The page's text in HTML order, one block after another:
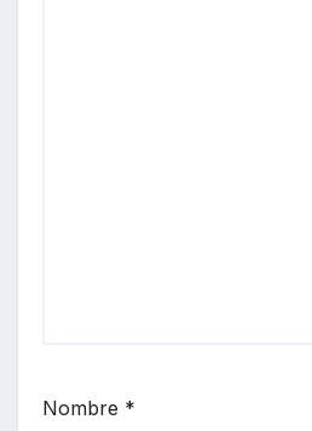
Nombre *